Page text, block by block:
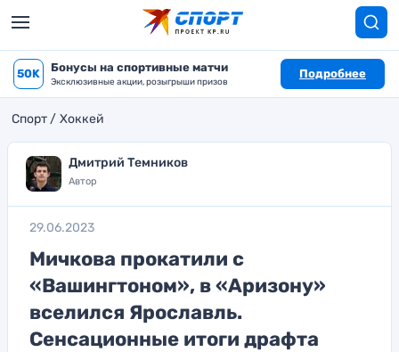
50K Бонусы на спортивные матчи
Эксклюзивные акции, розыгрыши призов
Подробнее
Спорт Хоккей
Дмитрий Темников
Автор
29.06.2023
Мичкова прокатили с
«Вашингтоном», в «Аризону»
вселился Ярославль.
Сенсационные итоги драфта